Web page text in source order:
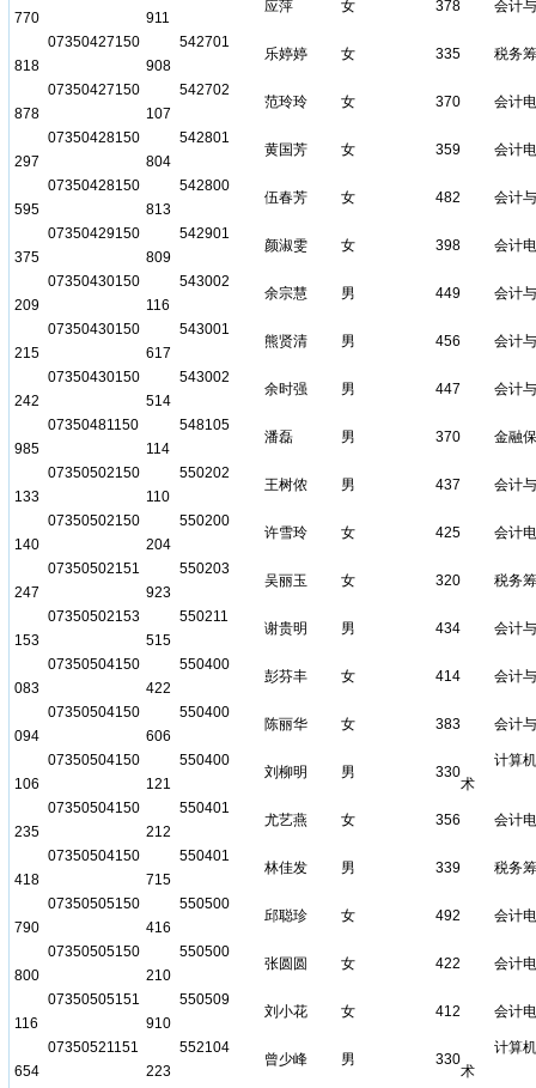
770
911
应萍 女 378 会计
07350427150
818
542701
908
乐婷婷 女 335 税务
07350427150
878
542702
107
范玲玲 女 370 会计
07350428150
297
542801
804
黄国芳 女 359 会计
07350428150
595
542800
813
伍春芳 女 482 会计
07350429150
375
542901
809
颜淑雯 女 398 会计
07350430150
209
543002
116
余宗慧 男 449 会计
07350430150
215
543001
617
熊贤清 男 456 会计
07350430150
242
543002
514
余时强 男 447 会计
07350481150
985
548105
114
潘磊 男 370 金融
07350502150
133
550202
110
王树侬 男 437 会计
07350502150
140
550200
204
许雪玲 女 425 会计
07350502151
247
550203
923
吴丽玉 女 320 税务
07350502153
153
550211
515
谢贵明 男 434 会计
07350504150
083
550400
422
彭芬丰 女 414 会计
07350504150
094
550400
606
陈丽华 女 383 会计
07350504150
106
550400
121
刘柳明 男 330
计算
术
07350504150
235
550401
212
尤艺燕 女 356 会计
07350504150
418
550401
715
林佳发 男 339 税务
07350505150
790
550500
416
邱聪珍 女 492 会计
07350505150
800
550500
210
张圆圆 女 422 会计
07350505151
116
550509
910
刘小花 女 412 会计
07350521151
654
552104
223
曾少峰 男 330
计算
术